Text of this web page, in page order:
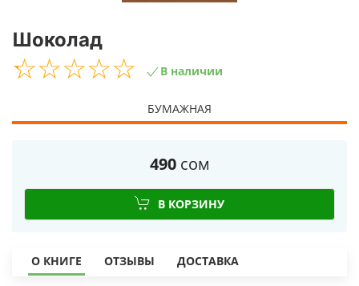
Шоколад
☆☆☆☆☆
★★★★★ В наличии
БУМАЖНАЯ
490 сом
В КОРЗИНУ
О КНИГЕ ОТЗЫВЫ ДОСТАВКА